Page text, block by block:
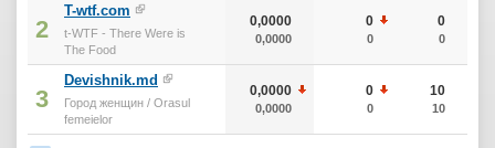
2
T-wtf.com
t-WTF - There Were is
The Food
0,0000
0,0000
0
0
0
0
3
Devishnik.md
Город женщин / Orasul
femeielor
0,0000
0,0000
0
0
10
10